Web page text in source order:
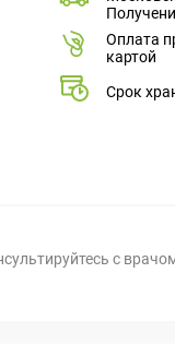
Оплата
картой
Срок
с